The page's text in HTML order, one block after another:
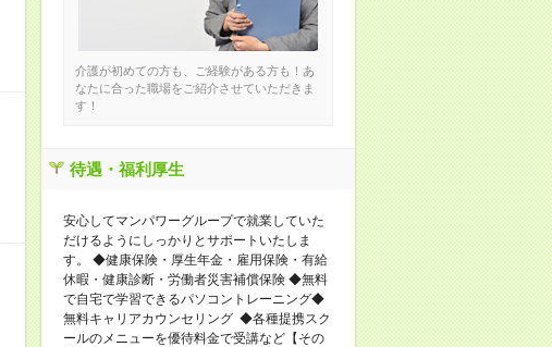
介護が初めての方も、ご経験がある方も！あ
なたに合った職場をご紹介させていただきま
す！
待遇・福利厚生
安心してマンパワーグループで就業していた
だけるようにしっかりとサポートいたしま
す。 ◆健康保険・厚生年金・雇用保険・有給
休暇・健康診断・労働者災害補償保険 ◆無料
で自宅で学習できるパソコントレーニング◆
無料キャリアカウンセリング ◆各種提携スク
ールのメニューを優待料金で受講など【その